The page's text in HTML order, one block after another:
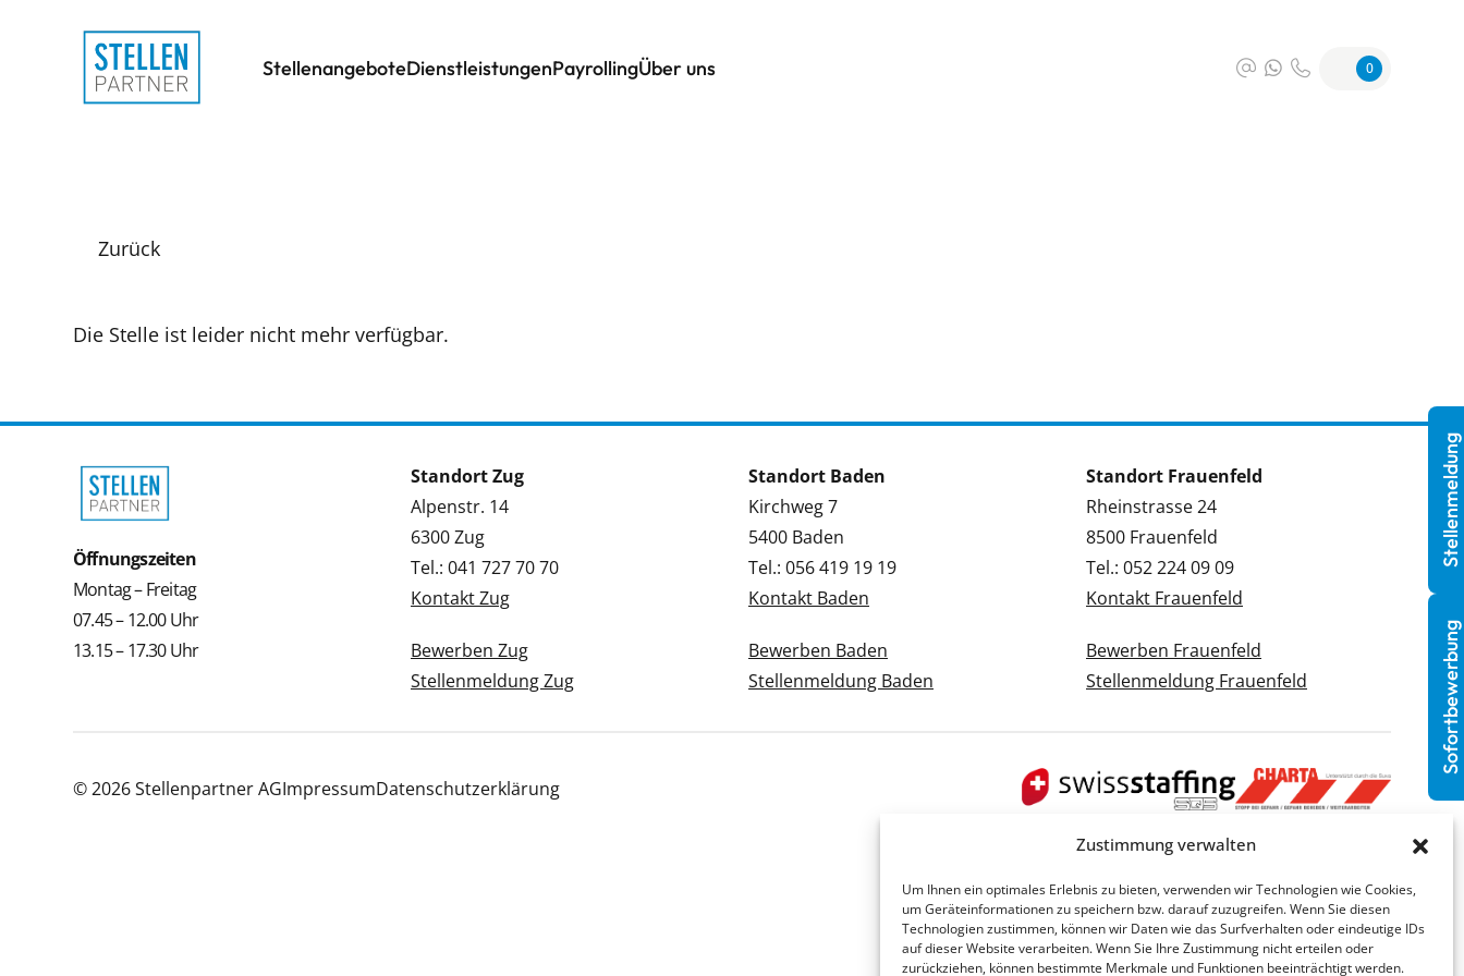
Zustimmung verwalten
Um Ihnen ein optimales Erlebnis zu bieten, verwenden wir Technologien wie Cookies,
um Geräteinformationen zu speichern bzw. darauf zuzugreifen. Wenn Sie diesen
Technologien zustimmen, können wir Daten wie das Surfverhalten oder eindeutige IDs
auf dieser Website verarbeiten. Wenn Sie Ihre Zustimmung nicht erteilen oder
zurückziehen, können bestimmte Merkmale und Funktionen beeinträchtigt werden.
StellenangeboteDienstleistungenPayrollingÜber uns 0
Zurück
Die Stelle ist leider nicht mehr verfügbar.
Öffnungszeiten
Montag – Freitag
07.45 – 12.00 Uhr
13.15 – 17.30 Uhr
Standort Zug
Alpenstr. 14
6300 Zug
Tel.: 041 727 70 70
Kontakt Zug
Bewerben Zug
Stellenmeldung Zug
Standort Baden
Kirchweg 7
5400 Baden
Tel.: 056 419 19 19
Kontakt Baden
Bewerben Baden
Stellenmeldung Baden
Standort Frauenfeld
Rheinstrasse 24
8500 Frauenfeld
Tel.: 052 224 09 09
Kontakt Frauenfeld
Bewerben Frauenfeld
Stellenmeldung Frauenfeld
© 2026 Stellenpartner AGImpressumDatenschutzerklärung
Sofortbewerbung
Stellenmeldung